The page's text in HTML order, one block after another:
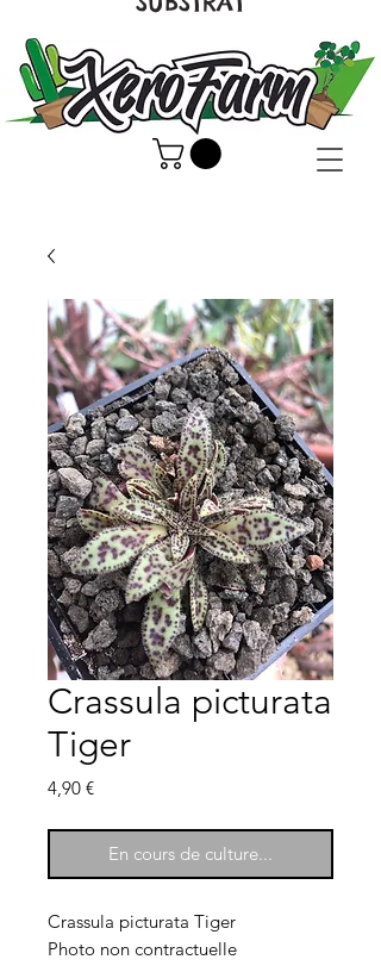
Crassula picturata
Tiger
4,90 €Prix
En cours de culture...
Crassula picturata Tiger
Photo non contractuelle